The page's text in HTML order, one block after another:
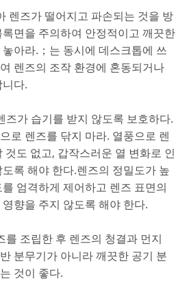
렌즈가 떨어지고 파손되는 것을 방
면을 주의하여 안정적이고 깨끗한
아라. ； 는 동시에 데스크톱에 쓰
렌즈의 조작 환경에 혼동되거나
다.
즈가 습기를 받지 않도록 보호하다.
로 렌즈를 닦지 마라. 열풍으로 렌
것도 없고, 갑작스러운 열 변화로 인
록 해야 한다.렌즈의 정밀도가 높
엄격하게 제어하고 렌즈 표면의
향을 주지 않도록 해야 한다.
를 조립한 후 렌즈의 청결과 먼지
분무기가 아니라 깨끗한 공기 분
것이 좋다.